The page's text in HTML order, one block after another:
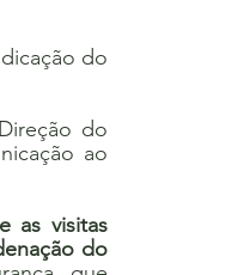
do
do
ao
as visitas
do